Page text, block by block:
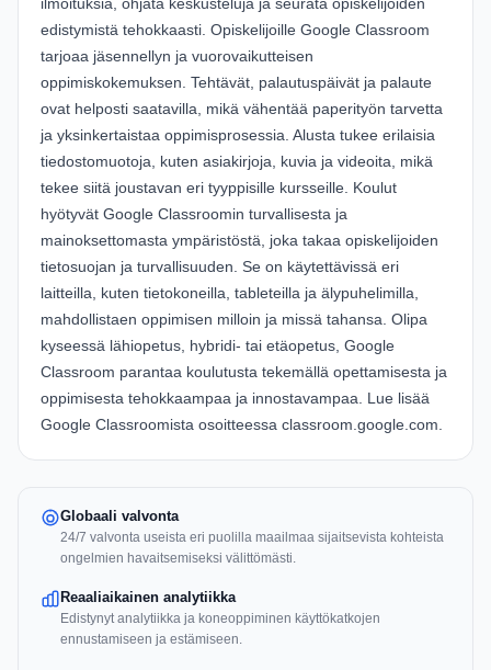
ilmoituksia, ohjata keskusteluja ja seurata opiskelijoiden
edistymistä tehokkaasti. Opiskelijoille Google Classroom
tarjoaa jäsennellyn ja vuorovaikutteisen
oppimiskokemuksen. Tehtävät, palautuspäivät ja palaute
ovat helposti saatavilla, mikä vähentää paperityön tarvetta
ja yksinkertaistaa oppimisprosessia. Alusta tukee erilaisia
tiedostomuotoja, kuten asiakirjoja, kuvia ja videoita, mikä
tekee siitä joustavan eri tyyppisille kursseille. Koulut
hyötyvät Google Classroomin turvallisesta ja
mainoksettomasta ympäristöstä, joka takaa opiskelijoiden
tietosuojan ja turvallisuuden. Se on käytettävissä eri
laitteilla, kuten tietokoneilla, tableteilla ja älypuhelimilla,
mahdollistaen oppimisen milloin ja missä tahansa. Olipa
kyseessä lähiopetus, hybridi- tai etäopetus, Google
Classroom parantaa koulutusta tekemällä opettamisesta ja
oppimisesta tehokkaampaa ja innostavampaa. Lue lisää
Google Classroomista osoitteessa classroom.google.com.
Globaali valvonta
24/7 valvonta useista eri puolilla maailmaa sijaitsevista kohteista
ongelmien havaitsemiseksi välittömästi.
Reaaliaikainen analytiikka
Edistynyt analytiikka ja koneoppiminen käyttökatkojen
ennustamiseen ja estämiseen.